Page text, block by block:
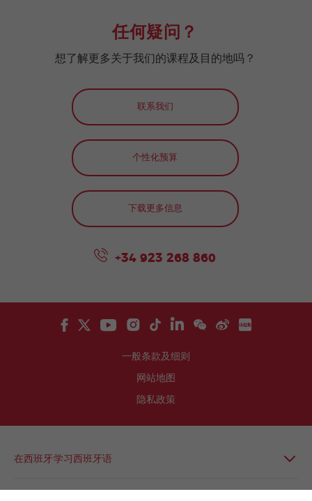
任何疑问？
想了解更多关于我们的课程及目的地吗？
联系我们
个性化预算
下载更多信息
+34 923 268 860
一般条款及细则
网站地图
隐私政策
在西班牙学习西班牙语